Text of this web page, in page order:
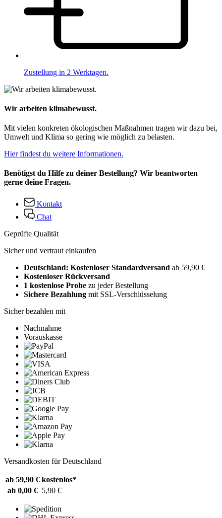
Zustellung in 2 Werktagen.
Wir arbeiten klimabewusst.
Mit vielen konkreten ökologischen Maßnahmen tragen wir dazu bei,
Umwelt und Klima so gering wie möglich zu belasten.
Hier findest du weitere Informationen.
Benötigst du Hilfe zu deiner Bestellung? Wir beantworten
gerne deine Fragen.
Kontakt
Chat
Geprüfte Qualität
Sicher und vertraut einkaufen
Deutschland: Kostenloser Standardversand ab 59,90 €
Kostenloser Rückversand
1 kostenlose Probe zu jeder Bestellung
Sichere Bezahlung mit SSL-Verschlüsselung
Sicher bezahlen mit
Nachnahme
Vorauskasse
Versandkosten für Deutschland
ab 59,90 € kostenlos*
ab 0,00 € 5,90 €